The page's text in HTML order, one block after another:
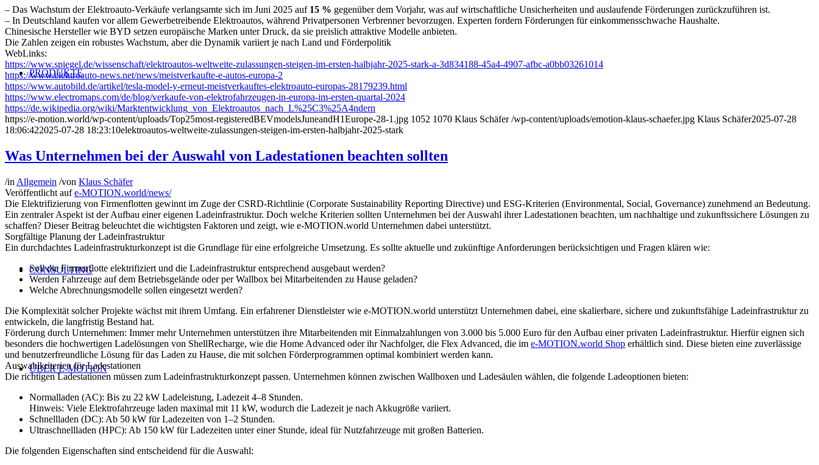
PRODUKTE
CONSULTING
ÜBER E-MOTION
– Das Wachstum der Elektroauto-Verkäufe verlangsamte sich im Juni 2025 auf 15 % gegenüber dem Vorjahr, was auf wirtschaftliche Unsicherheiten und auslaufende Förderungen zurückzuführen ist.
– In Deutschland kaufen vor allem Gewerbetreibende Elektroautos, während Privatpersonen Verbrenner bevorzugen. Experten fordern Förderungen für einkommensschwache Haushalte.
Chinesische Hersteller wie BYD setzen europäische Marken unter Druck, da sie preislich attraktive Modelle anbieten.
Die Zahlen zeigen ein robustes Wachstum, aber die Dynamik variiert je nach Land und Förderpolitik
WebLinks:
https://www.spiegel.de/wissenschaft/elektroautos-weltweite-zulassungen-steigen-im-ersten-halbjahr-2025-stark-a-3d834188-45a4-4907-afbc-a0bb03261014
https://www.elektroauto-news.net/news/meistverkaufte-e-autos-europa-2
https://www.autobild.de/artikel/tesla-model-y-erneut-meistverkauftes-elektroauto-europas-28179239.html
https://www.electromaps.com/de/blog/verkaufe-von-elektrofahrzeugen-in-europa-im-ersten-quartal-2024
https://de.wikipedia.org/wiki/Marktentwicklung_von_Elektroautos_nach_L%25C3%25A4ndern
https://e-motion.world/wp-content/uploads/Top25most-registeredBEVmodelsJuneandH1Europe-28-1.jpg 1052 1070 Klaus Schäfer /wp-content/uploads/emotion-klaus-schaefer.jpg Klaus Schäfer2025-07-28
18:06:422025-07-28 18:23:10elektroautos-weltweite-zulassungen-steigen-im-ersten-halbjahr-2025-stark
Was Unternehmen bei der Auswahl von Ladestationen beachten sollten
/in Allgemein /von Klaus Schäfer
Veröffentlicht aufe-MOTION.world/news/
Die Elektrifizierung von Firmenflotten gewinnt im Zuge der CSRD-Richtlinie (Corporate Sustainability Reporting Directive) und ESG-Kriterien (Environmental, Social, Governance) zunehmend an Bedeutung.
Ein zentraler Aspekt ist der Aufbau einer eigenen Ladeinfrastruktur. Doch welche Kriterien sollten Unternehmen bei der Auswahl ihrer Ladestationen beachten, um nachhaltige und zukunftssichere Lösungen zu
schaffen? Dieser Beitrag beleuchtet die wichtigsten Faktoren und zeigt, wie e-MOTION.world Unternehmen dabei unterstützt.
Sorgfältige Planung der Ladeinfrastruktur
Ein durchdachtes Ladeinfrastrukturkonzept ist die Grundlage für eine erfolgreiche Umsetzung. Es sollte aktuelle und zukünftige Anforderungen berücksichtigen und Fragen klären wie:
Soll die Firmenflotte elektrifiziert und die Ladeinfrastruktur entsprechend ausgebaut werden?
Werden Fahrzeuge auf dem Betriebsgelände oder per Wallbox bei Mitarbeitenden zu Hause geladen?
Welche Abrechnungsmodelle sollen eingesetzt werden?
Die Komplexität solcher Projekte wächst mit ihrem Umfang. Ein erfahrener Dienstleister wie e-MOTION.world unterstützt Unternehmen dabei, eine skalierbare, sichere und zukunftsfähige Ladeinfrastruktur zu
entwickeln, die langfristig Bestand hat.
Förderung durch Unternehmen: Immer mehr Unternehmen unterstützen ihre Mitarbeitenden mit Einmalzahlungen von 3.000 bis 5.000 Euro für den Aufbau einer privaten Ladeinfrastruktur. Hierfür eignen sich
besonders die hochwertigen Ladelösungen von ShellRecharge, wie die Home Advanced oder ihr Nachfolger, die Flex Advanced, die im e-MOTION.world Shop erhältlich sind. Diese bieten eine zuverlässige
und benutzerfreundliche Lösung für das Laden zu Hause, die mit solchen Förderprogrammen optimal kombiniert werden kann.
Auswahlkriterien für Ladestationen
Die richtigen Ladestationen müssen zum Ladeinfrastrukturkonzept passen. Unternehmen können zwischen Wallboxen und Ladesäulen wählen, die folgende Ladeoptionen bieten:
Normalladen (AC): Bis zu 22 kW Ladeleistung, Ladezeit 4–8 Stunden.
Hinweis: Viele Elektrofahrzeuge laden maximal mit 11 kW, wodurch die Ladezeit je nach Akkugröße variiert.
Schnellladen (DC): Ab 50 kW für Ladezeiten von 1–2 Stunden.
Ultraschnellladen (HPC): Ab 150 kW für Ladezeiten unter einer Stunde, ideal für Nutzfahrzeuge mit großen Batterien.
Die folgenden Eigenschaften sind entscheidend für die Auswahl: